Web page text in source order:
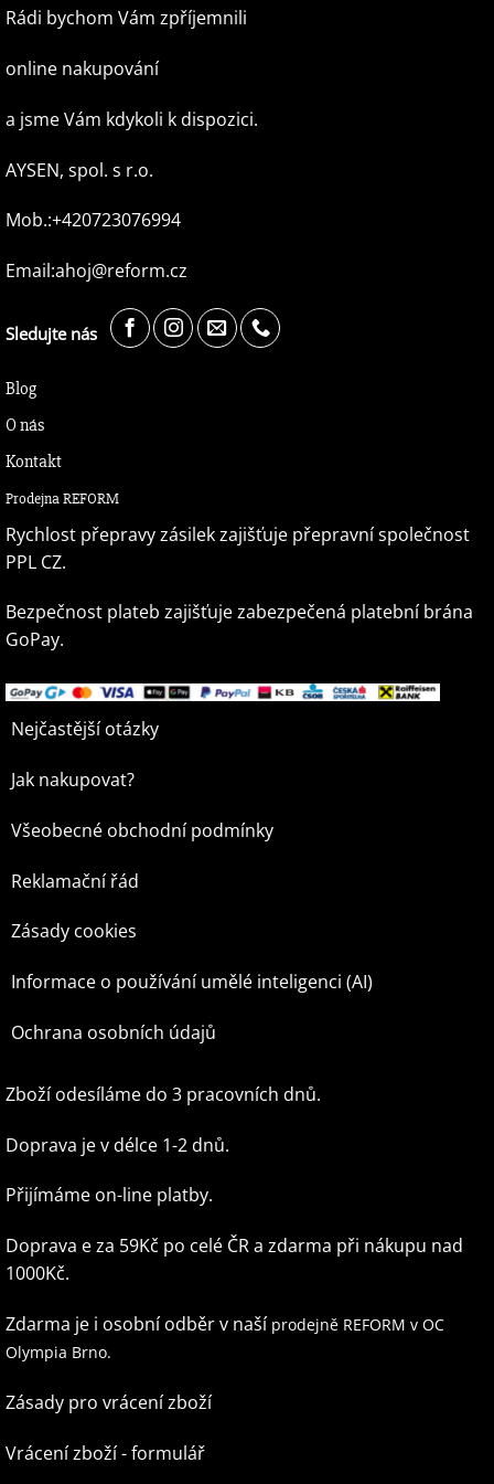
Rádi bychom Vám zpříjemnili
online nakupování
a jsme Vám kdykoli k dispozici.
AYSEN, spol. s r.o.
Mob.:+420723076994
Email:ahoj@reform.cz
Sledujte nás
Blog
O nás
Kontakt
Prodejna REFORM
Rychlost přepravy zásilek zajišťuje přepravní společnost
PPL CZ.
Bezpečnost plateb zajišťuje zabezpečená platební brána
GoPay.
Nejčastější otázky
Jak nakupovat?
Všeobecné obchodní podmínky
Reklamační řád
Zásady cookies
Informace o používání umělé inteligenci (AI)
Ochrana osobních údajů
Zboží odesíláme do 3 pracovních dnů.
Doprava je v délce 1-2 dnů.
Přijímáme on-line platby.
Doprava e za 59Kč po celé ČRa zdarma při nákupu nad
1000Kč.
Zdarma je i osobní odběr v naší prodejně REFORM v OC
Olympia Brno.
Zásady pro vrácení zboží
Vrácení zboží - formulář